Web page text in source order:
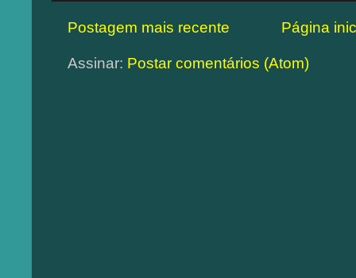
Postagem mais recente Página
Assinar: Postar comentários (Atom)